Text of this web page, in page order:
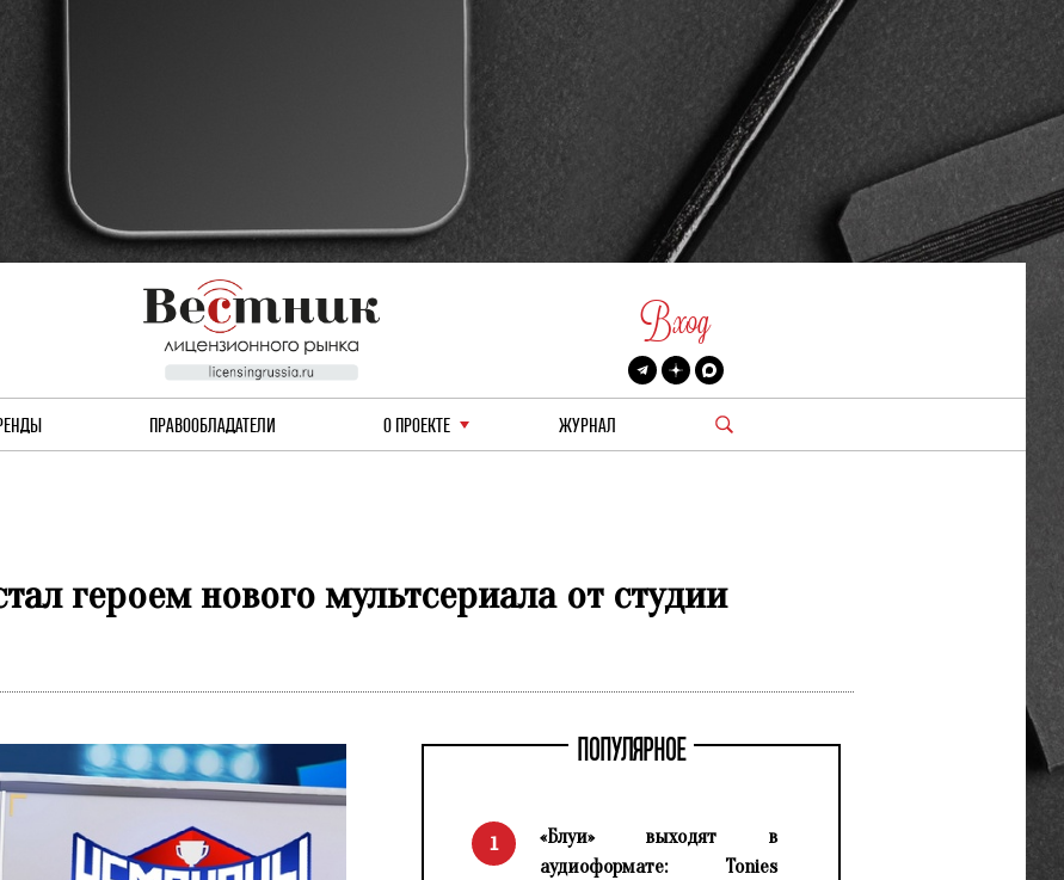
Вход
ПРАВООБЛАДАТЕЛИ О ПРОЕКТЕ ЖУРНАЛ
героем нового мультсериала от студии
ПОПУЛЯРНОЕ
1
«Блуи» выходят в
аудиоформате: Tonies